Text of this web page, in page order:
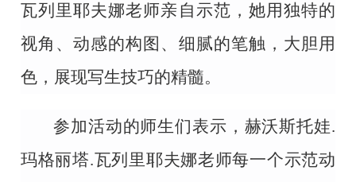
瓦列里耶夫娜老师亲自示范，她用独特的
视角、动感的构图、细腻的笔触，大胆用
色，展现写生技巧的精髓。
参加活动的师生们表示，赫沃斯托娃.
玛格丽塔.瓦列里耶夫娜老师每一个示范动